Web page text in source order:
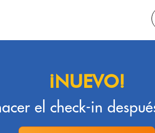
¡NUEVO!
el check-in